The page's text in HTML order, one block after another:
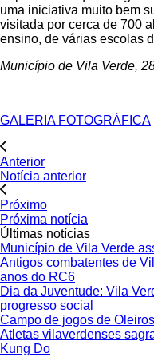
uma iniciativa muito bem
visitada por cerca de 700
ensino, de várias escolas
Município de Vila Verde,
GALERIA FOTOGRÁFICA
Anterior
Notícia anterior
Próximo
Próxima notícia
Últimas notícias
Município de Vila Verde
Antigos combatentes de
anos do RC6
Dia da Juventude: Vila
progresso social
Campo de jogos de
Atletas vilaverdenses
Kung Do